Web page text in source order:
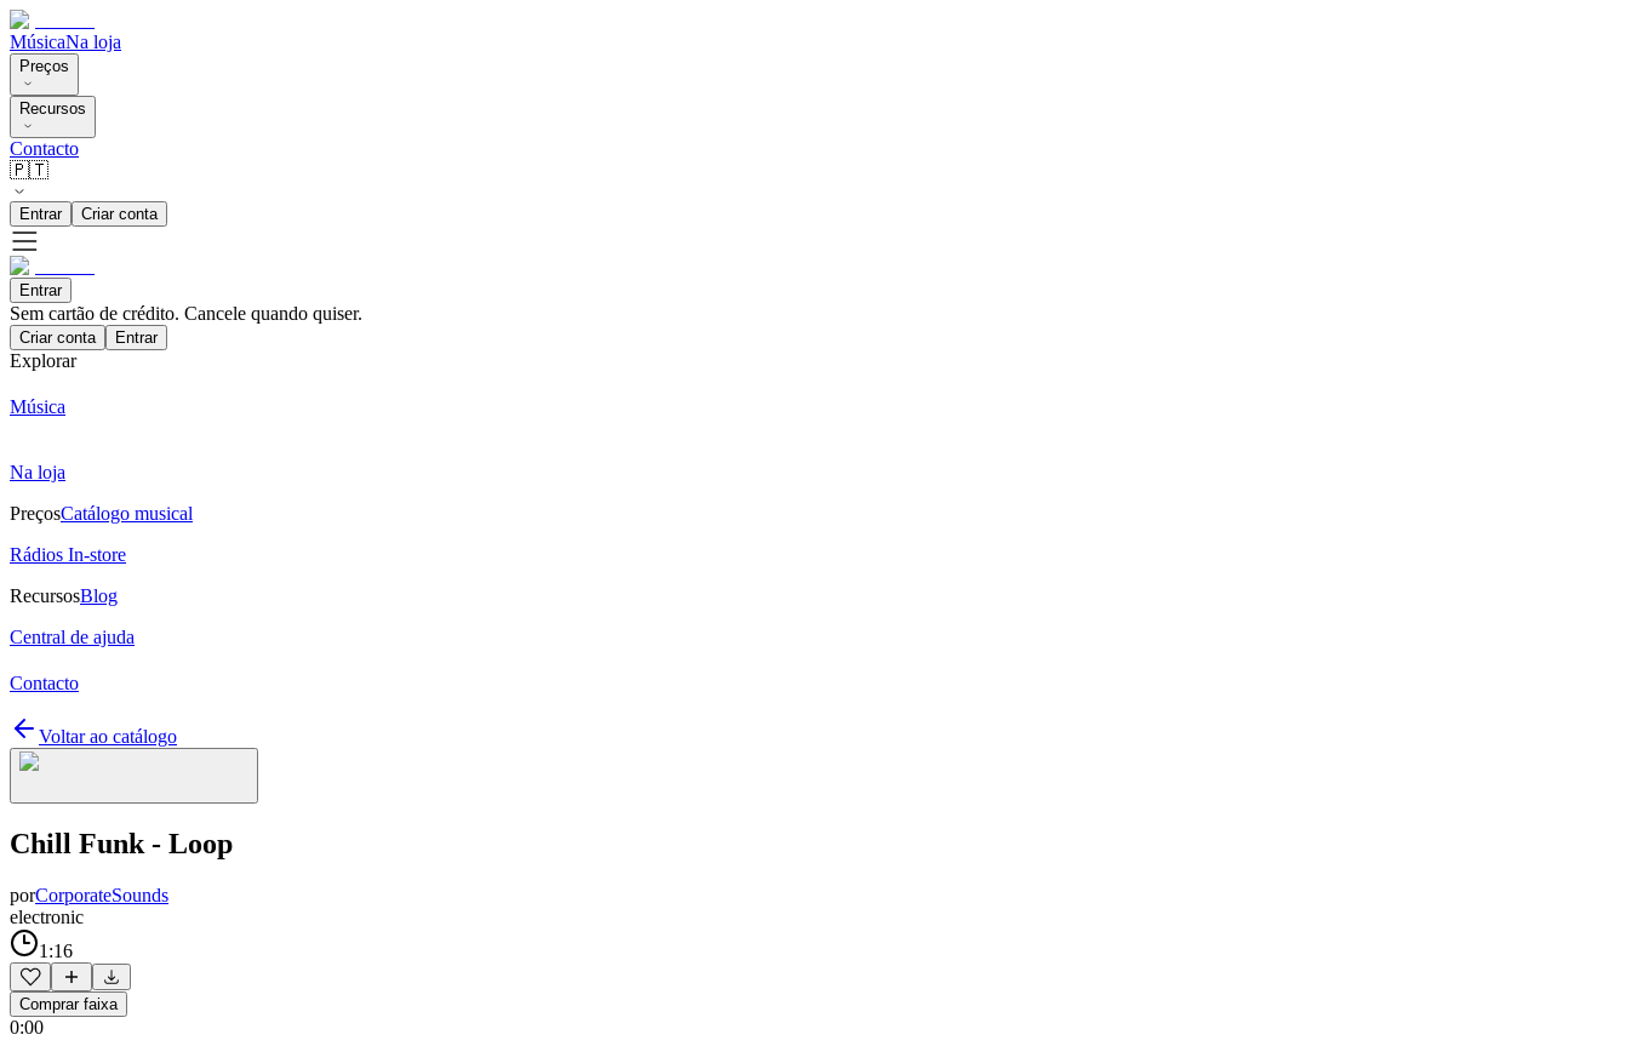
MúsicaNa loja
Preços
Recursos
Contacto
🇵🇹
Entrar Criar conta
Entrar
Sem cartão de crédito. Cancele quando quiser.
Criar conta Entrar
Explorar
Música
Na loja
PreçosCatálogo musical
Rádios In-store
RecursosBlog
Central de ajuda
Contacto
Voltar ao catálogo
Chill Funk - Loop
porCorporateSounds
electronic
1:16
Comprar faixa
0:00